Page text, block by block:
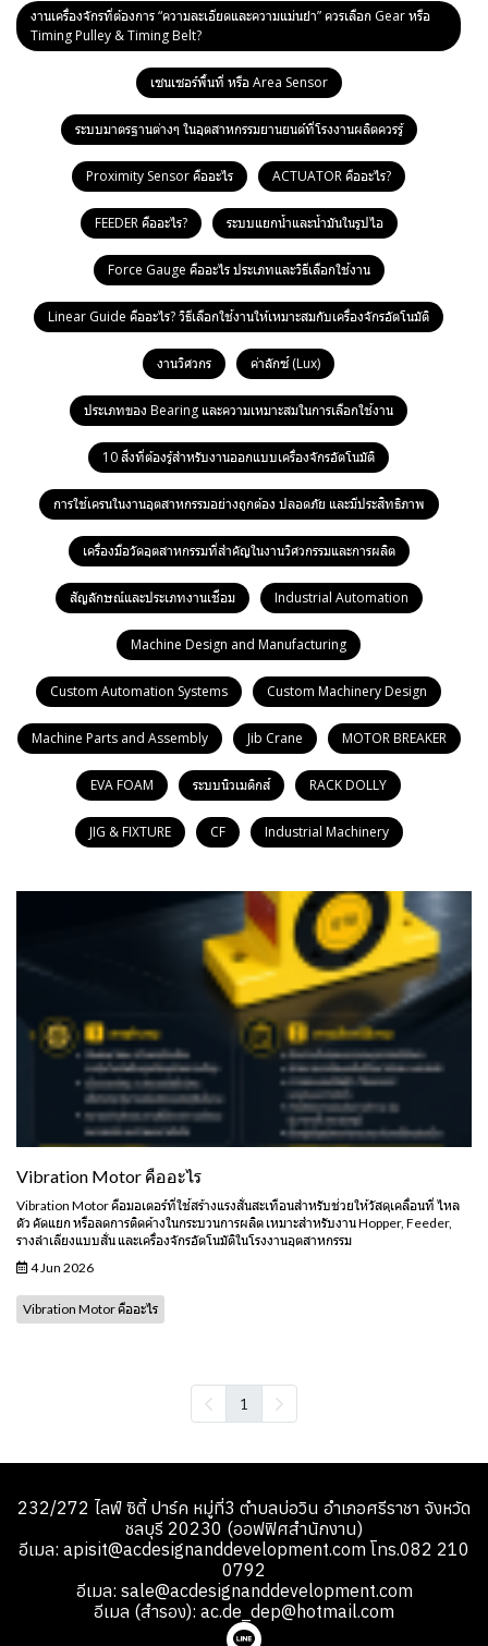
งานเครื่องจักรที่ต้องการ “ความละเอียดและความแม่นยำ” ควรเลือก Gear หรือ
Timing Pulley & Timing Belt?
เซนเซอร์พื้นที่ หรือ Area Sensor
ระบบมาตรฐานต่างๆ ในอุตสาหกรรมยานยนต์ที่โรงงานผลิตควรรู้
Proximity Sensor คืออะไร ACTUATOR คืออะไร?
FEEDER คืออะไร? ระบบแยกน้ำและน้ำมันในรูปไอ
Force Gauge คืออะไร ประเภทและวิธีเลือกใช้งาน
Linear Guide คืออะไร? วิธีเลือกใช้งานให้เหมาะสมกับเครื่องจักรอัตโนมัติ
งานวิศวกร ค่าลักซ์ (Lux)
ประเภทของ Bearing และความเหมาะสมในการเลือกใช้งาน
10 สิ่งที่ต้องรู้สำหรับงานออกแบบเครื่องจักรอัตโนมัติ
การใช้เครนในงานอุตสาหกรรมอย่างถูกต้อง ปลอดภัย และมีประสิทธิภาพ
เครื่องมือวัดอุตสาหกรรมที่สำคัญในงานวิศวกรรมและการผลิต
สัญลักษณ์และประเภทงานเชื่อม Industrial Automation
Machine Design and Manufacturing
Custom Automation Systems Custom Machinery Design
Machine Parts and Assembly Jib Crane MOTOR BREAKER
EVA FOAM ระบบนิวเมติกส์ RACK DOLLY
JIG & FIXTURE CF Industrial Machinery
Vibration Motor คืออะไร
Vibration Motor คือมอเตอร์ที่ใช้สร้างแรงสั่นสะเทือนสำหรับช่วยให้วัสดุเคลื่อนที่ ไหล
ตัว คัดแยก หรือลดการติดค้างในกระบวนการผลิต เหมาะสำหรับงาน Hopper, Feeder,
รางลำเลียงแบบสั่น และเครื่องจักรอัตโนมัติในโรงงานอุตสาหกรรม
4 Jun 2026
Vibration Motor คืออะไร
1
232/272 ไลฟ์ ซิตี้ ปาร์ค หมู่ที่3 ตำบลบ่อวิน อำเภอศรีราชา จังหวัด
ชลบุรี 20230 (ออฟฟิศสำนักงาน)
อีเมล: apisit@acdesignanddevelopment.com โทร.082 210
0792
อีเมล: sale@acdesignanddevelopment.com
อีเมล (สำรอง): ac.de_dep@hotmail.com